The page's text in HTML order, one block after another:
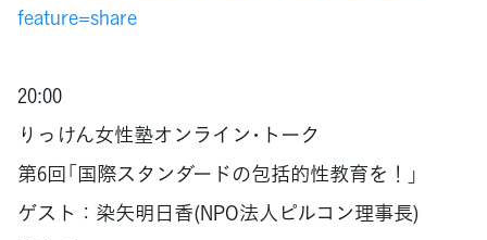
feature=share
20:00
りっけん女性塾オンライン･トーク
第6回「国際スタンダードの包括的性教育を！」
ゲスト：染矢明日香(NPO法人ピルコン理事長)